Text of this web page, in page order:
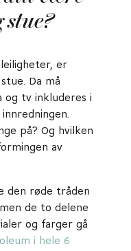
stue?
er
Da må
og tv inkluderes i
på? Og hvilken
av
den røde tråden
de to delene
og farger gå
i hele 6